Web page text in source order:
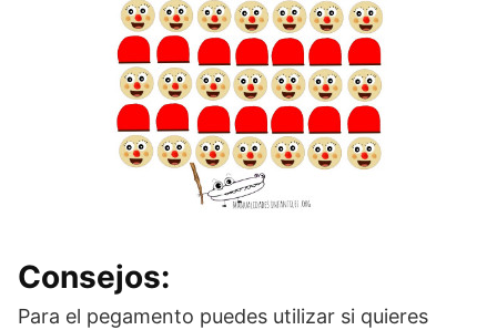
Consejos:
Para el pegamento puedes utilizar si quieres